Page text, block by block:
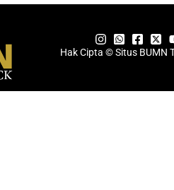
Hak Cipta © Situs BUMN